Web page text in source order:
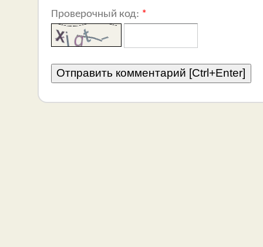
Проверочный код: *